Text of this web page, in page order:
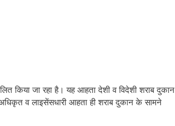
किया जा रहा है। यह आहता देशी व विदेशी शराब दुकान
व लाइसेंसधारी आहता ही शराब दुकान के सामने